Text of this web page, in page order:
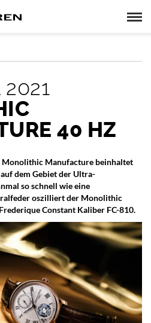
40 HZ
Monolithic Manufacture beinhaltet
dem Gebiet der Ultra-
so schnell wie eine
oszilliert der Monolithic
Constant Kaliber FC-810.